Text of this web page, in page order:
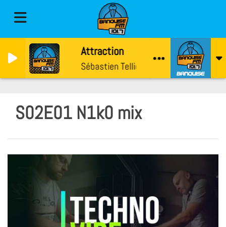
Attraction
Sébastien Tellier, Juliette Armanet
S02E01 N1k0 mix